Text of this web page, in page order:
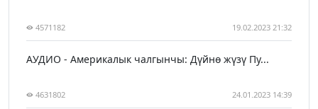
4571182 19.02.2023 21:32
АУДИО - Америкалык чалгынчы: Дүйнө жүзү Пу...
4631802 24.01.2023 14:39